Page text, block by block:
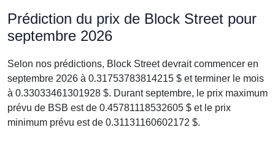
Prédiction du prix de Block Street pour
septembre 2026
Selon nos prédictions, Block Street devrait commencer en
septembre 2026 à 0.31753783814215 $ et terminer le mois
à 0.33033461301928 $. Durant septembre, le prix maximum
prévu de BSB est de 0.45781118532605 $ et le prix
minimum prévu est de 0.31131160602172 $.